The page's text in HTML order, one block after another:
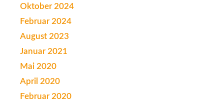
Oktober 2024
Februar 2024
August 2023
Januar 2021
Mai 2020
April 2020
Februar 2020